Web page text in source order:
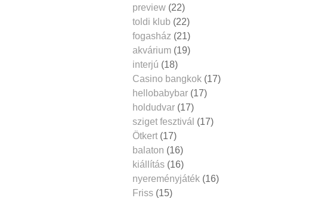
preview (22)
toldi klub (22)
fogasház (21)
akvárium (19)
interjú (18)
Casino bangkok (17)
hellobabybar (17)
holdudvar (17)
sziget fesztivál (17)
Ötkert (17)
balaton (16)
kiállítás (16)
nyereményjáték (16)
Friss (15)